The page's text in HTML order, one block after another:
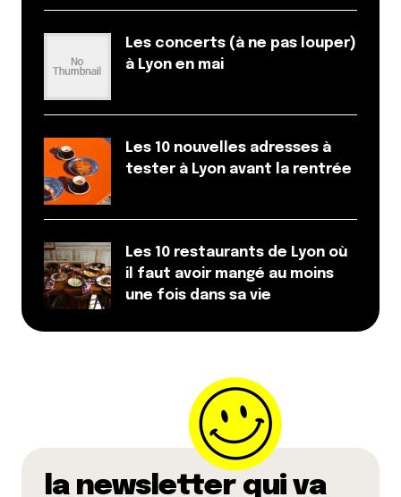
Les concerts (à ne pas louper)
à Lyon en mai
Les 10 nouvelles adresses à
tester à Lyon avant la rentrée
Les 10 restaurants de Lyon où
il faut avoir mangé au moins
une fois dans sa vie
la newsletter qui va